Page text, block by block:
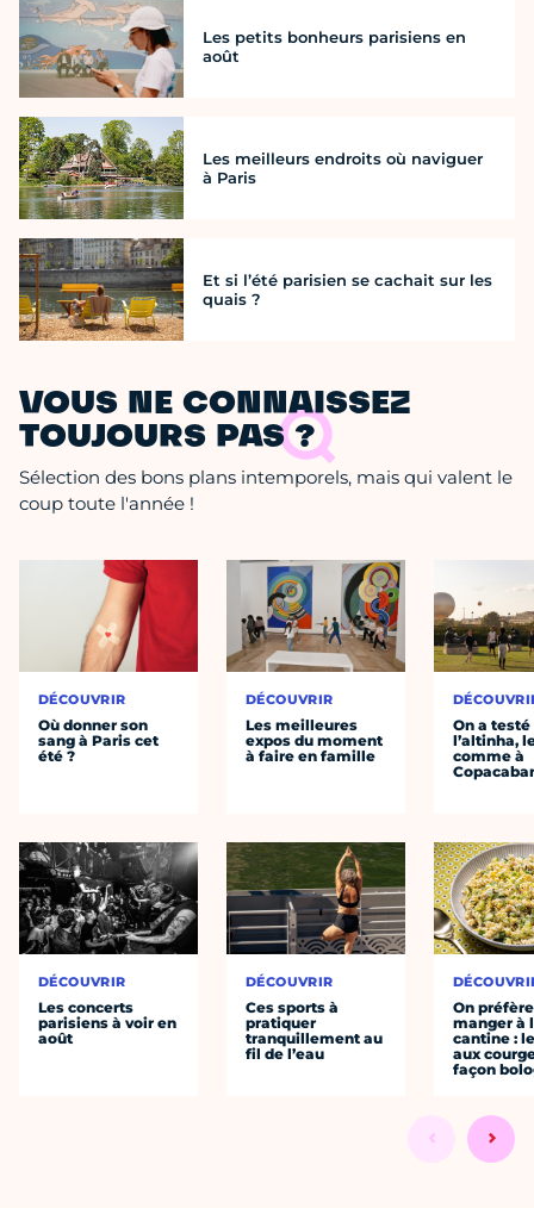
Les petits bonheurs parisiens en
août
Les meilleurs endroits où naviguer
à Paris
Et si l’été parisien se cachait sur les
quais ?
VOUS NE CONNAISSEZ
TOUJOURS PAS ?
Sélection des bons plans intemporels, mais qui valent le
coup toute l'année !
DÉCOUVRIR
Où donner son
sang à Paris cet
été ?
DÉCOUVRIR
Les concerts
parisiens à voir en
août
DÉCOUVRIR
Les meilleures
expos du moment
à faire en famille
DÉCOUVRIR
Ces sports à
pratiquer
tranquillement au
fil de l’eau
On a testé
l’altinha,
comme à
On préfère
manger à
cantine :
aux
façon